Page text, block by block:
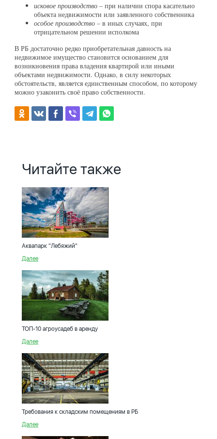
исковое производство – при наличии спора касательно
объекта недвижимости или заявленного собственника
особое производство – в иных случаях, при
отрицательном решении исполкома
В РБ достаточно редко приобретательная давность на
недвижимое имущество становится основанием для
возникновения права владения квартирой или иными
объектами недвижимости. Однако, в силу некоторых
обстоятельств, является единственным способом, по которому
можно узаконить своё право собственности.
Читайте также
Аквапарк "Лебяжий"
Далее
ТОП-10 агроусадеб в аренду
Далее
Требования к складским помещениям в РБ
Далее